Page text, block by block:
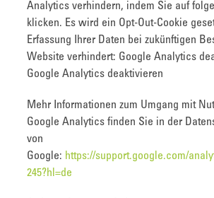
Analytics verhindern, indem Sie auf
klicken. Es wird ein Opt-Out-Cookie
Erfassung Ihrer Daten bei zukünftigen
Website verhindert: Google Analytics
Google Analytics deaktivieren
Mehr Informationen zum Umgang mit
Google Analytics finden Sie in der
von
Google: https://support.google.com/
245?hl=de